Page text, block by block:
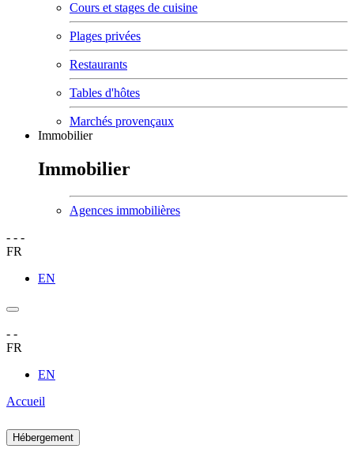
Cours et stages de cuisine
Plages privées
Restaurants
Tables d'hôtes
Marchés provençaux
Immobilier
Immobilier
Agences immobilières
- - -
FR
EN
- -
FR
EN
Accueil
Hébergement